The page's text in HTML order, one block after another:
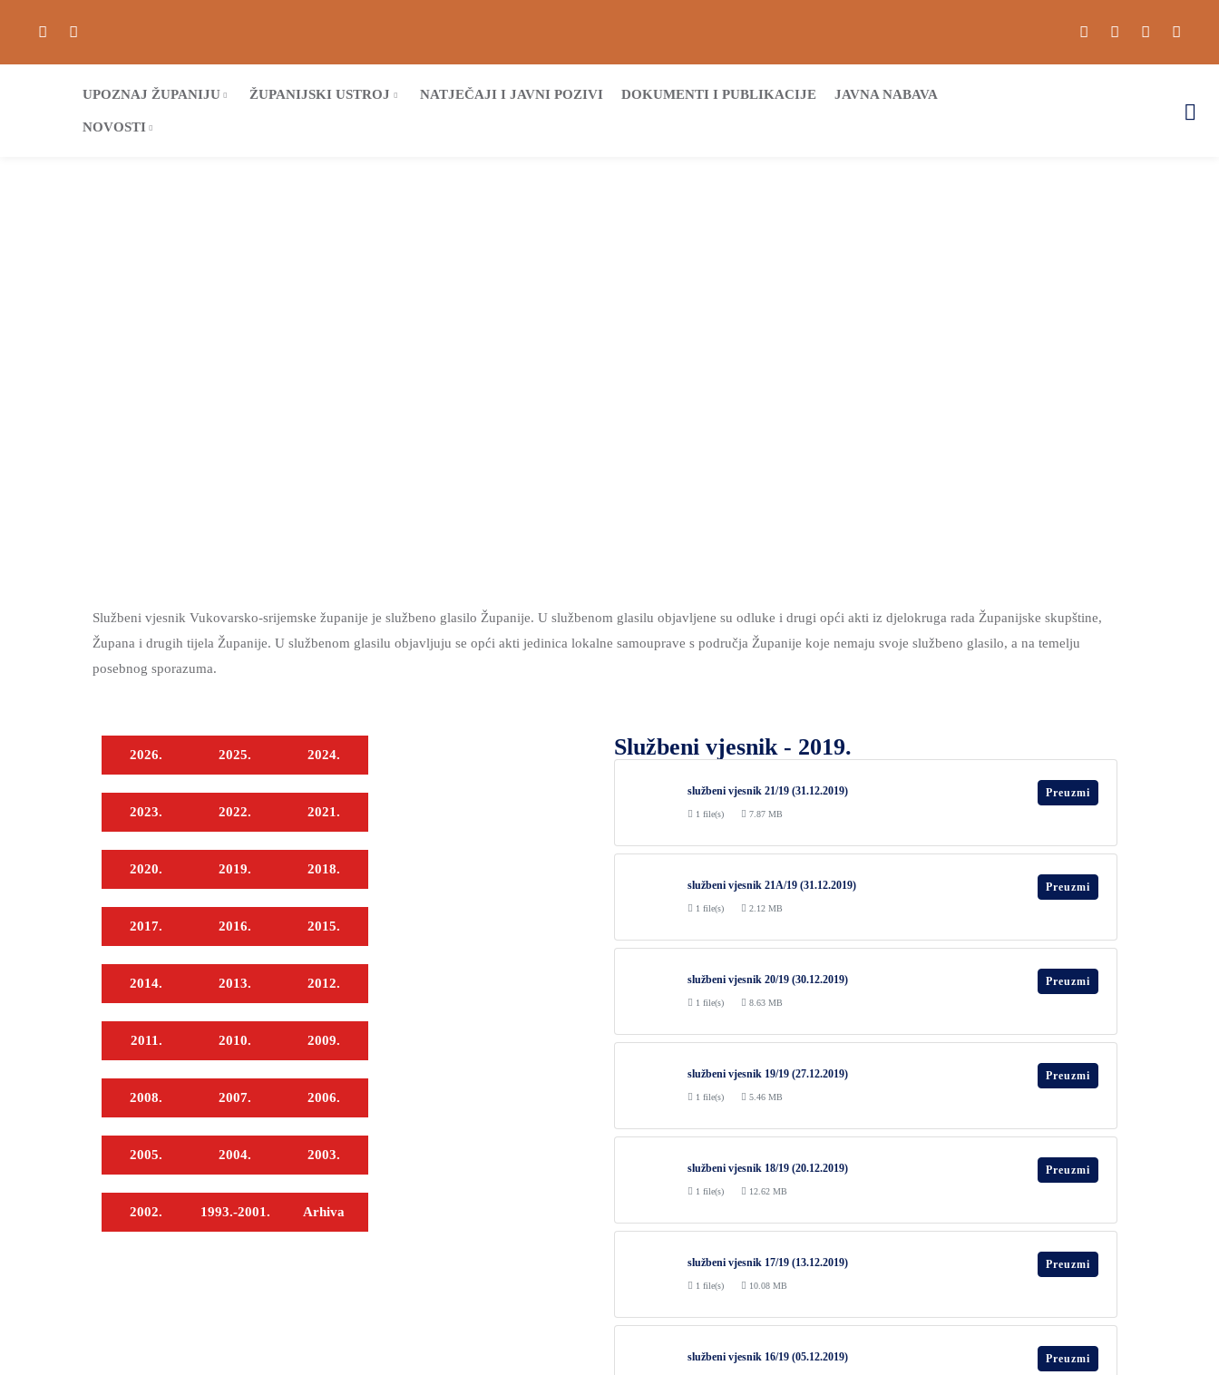
UPOZNAJ ŽUPANIJU ŽUPANIJSKI USTROJ NATJEČAJI I JAVNI POZIVI DOKUMENTI I PUBLIKACIJE JAVNA NABAVA
NOVOSTI
Službeni vjesnik Vukovarsko-srijemske županije je službeno glasilo Županije. U službenom glasilu objavljene su odluke i drugi opći akti iz djelokruga rada Županijske skupštine,
Župana i drugih tijela Županije. U službenom glasilu objavljuju se opći akti jedinica lokalne samouprave s područja Županije koje nemaju svoje službeno glasilo, a na temelju
posebnog sporazuma.
2026. 2025. 2024.
2023. 2022. 2021.
2020. 2019. 2018.
2017. 2016. 2015.
2014. 2013. 2012.
2011. 2010. 2009.
2008. 2007. 2006.
2005. 2004. 2003.
2002. 1993.-2001. Arhiva
Službeni vjesnik - 2019.
službeni vjesnik 21/19 (31.12.2019)
1 file(s) 7.87 MB
Preuzmi
službeni vjesnik 21A/19 (31.12.2019)
1 file(s) 2.12 MB
Preuzmi
službeni vjesnik 20/19 (30.12.2019)
1 file(s) 8.63 MB
Preuzmi
službeni vjesnik 19/19 (27.12.2019)
1 file(s) 5.46 MB
Preuzmi
službeni vjesnik 18/19 (20.12.2019)
1 file(s) 12.62 MB
Preuzmi
službeni vjesnik 17/19 (13.12.2019)
1 file(s) 10.08 MB
Preuzmi
službeni vjesnik 16/19 (05.12.2019) Preuzmi